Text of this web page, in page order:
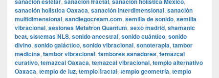
sanación holística Oaxaca, sanación interdimensional, sanación
multidimensional, sandiegocream.com, semilla de sonido, semilla
vibracional, sesiones Metatron Quantum, sexo madrid, shamanic
beat, sistemas NLS, sonido ancestral, sonido cuántico, sonido
divino, sonido galáctico, sonido vibracional, sonoterapia, tambor
medicina, tambor vibracional, tambores sanadores, temazcal
curativo, temazcal Oaxaca, temazcal vibracional, templo alternativo
Oaxaca, templo de luz, templo fractal, templo geometría, templo